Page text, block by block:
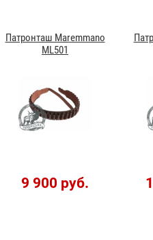
Патронташ Maremmano
ML501
9 900 руб.